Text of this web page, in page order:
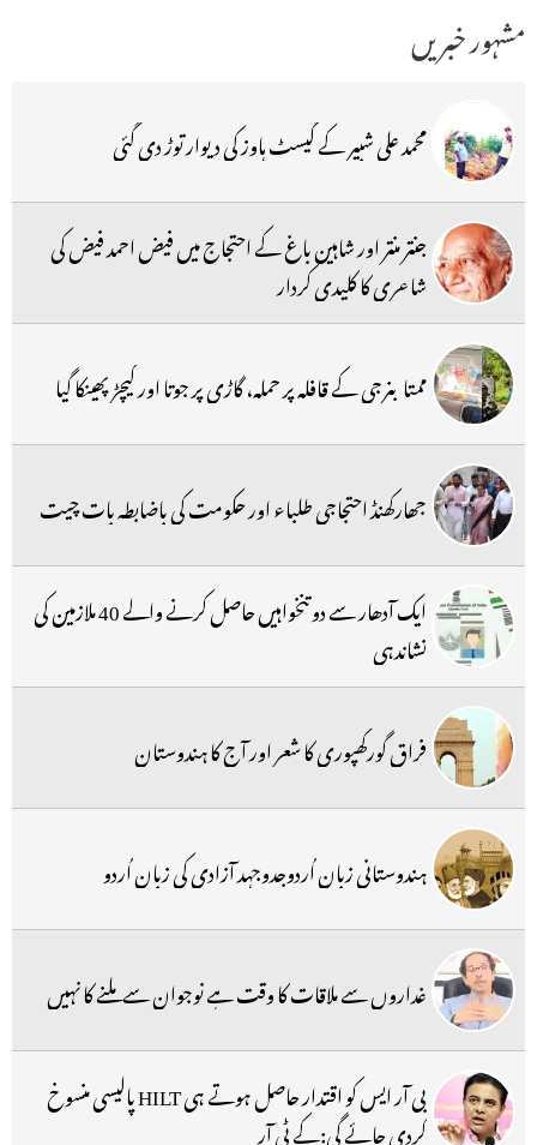
مشہور خبریں
محمد علی شبیر کے گیسٹ ہاوز کی دیوار توڑ دی گئی
جنتر منتر اور شاہین باغ کے احتجاج میں فیض احمد فیض کی
شاعری کا کلیدی کردار
ممتا بنرجی کے قافلہ پر حملہ، گاڑی پر جوتا اور کیچڑ پھینکا گیا
جھارکھنڈ احتجاجی طلباء اور حکومت کی باضابطہ بات چیت
ایک آدھار سے دو تنخواہیں حاصل کرنے والے 40 ملازمین کی
نشاندہی
فراق گورکھپوری کا شعر اور آج کا ہندوستان
ہندوستانی زبان اُردوجدوجہد آزادی کی زبان اُردو
غداروں سے ملاقات کا وقت ہے نوجوان سے ملنے کا نہیں
بی آر ایس کو اقتدار حاصل ہوتے ہی HILT پالیسی منسوخ
کردی جائے گی:کے ٹی آر